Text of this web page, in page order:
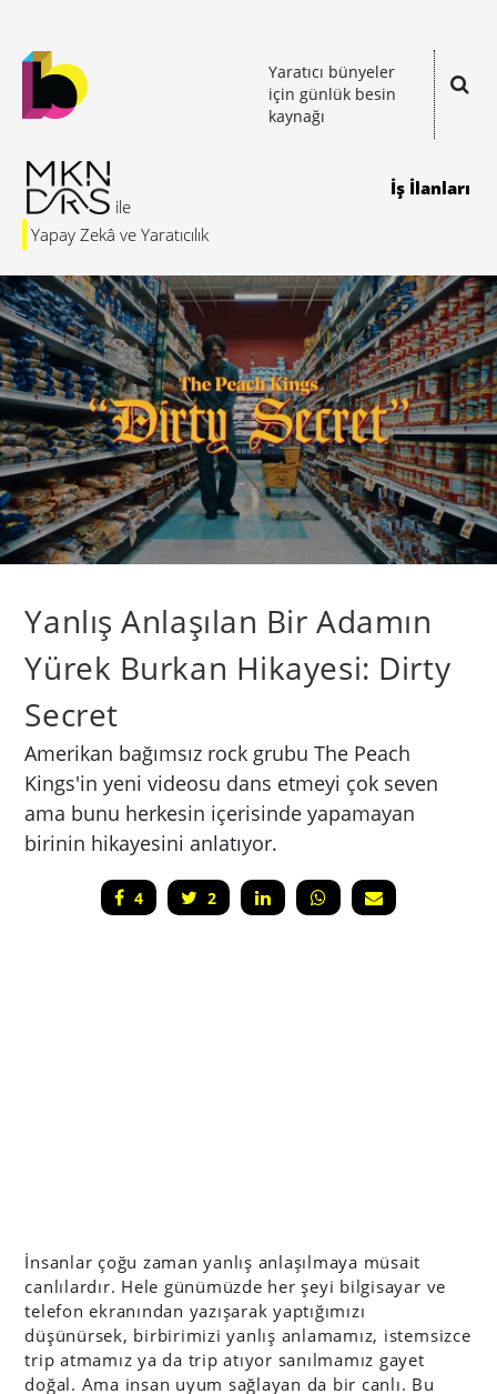
Yaratıcı bünyeler
için günlük besin
kaynağı
Yapay Zekâ ve Yaratıcılık
İş İlanları
Yanlış Anlaşılan Bir Adamın
Yürek Burkan Hikayesi: Dirty
Secret
Amerikan bağımsız rock grubu The Peach
Kings'in yeni videosu dans etmeyi çok seven
ama bunu herkesin içerisinde yapamayan
birinin hikayesini anlatıyor.
4 2
İnsanlar çoğu zaman yanlış anlaşılmaya müsait
canlılardır. Hele günümüzde her şeyi bilgisayar ve
telefon ekranından yazışarak yaptığımızı
düşünürsek, birbirimizi yanlış anlamamız, istemsizce
trip atmamız ya da trip atıyor sanılmamız gayet
doğal. Ama insan uyum sağlayan da bir canlı. Bu